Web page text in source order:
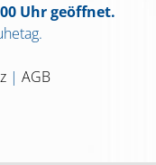
Uhr geöffnet.
| AGB